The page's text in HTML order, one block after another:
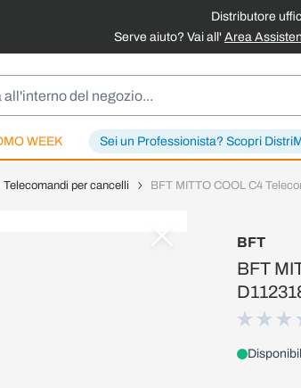
Distributore
Serve aiuto? Vai all' Area
WEEK Sei un Professionista? Scopri
Telecomandi per cancelli BFT MITTO COOL C4
BFT
BFT